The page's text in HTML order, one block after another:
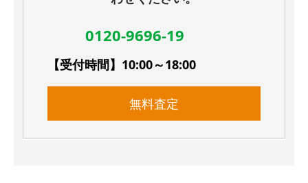
0120-9696-19
【受付時間】10:00～18:00
無料査定